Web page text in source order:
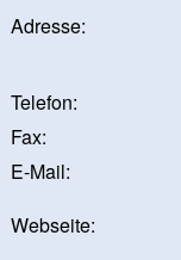
Adresse:
Telefon:
Fax:
E-Mail:
Webseite: